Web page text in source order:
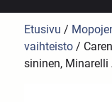
Etusivu /
vaihteisto /
sininen, Minarelli